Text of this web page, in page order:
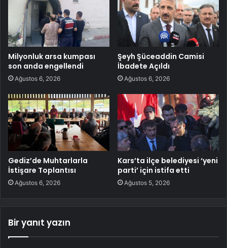
Milyonluk arsa kumpası
son anda engellendi
Ağustos 6, 2026
Şeyh Şüceaddin Camisi
İbadete Açıldı
Ağustos 6, 2026
Gediz’de Muhtarlarla
İstişare Toplantısı
Ağustos 6, 2026
Kars’ta ilçe belediyesi ‘yeni
parti’ için istifa etti
Ağustos 5, 2026
Bir yanıt yazın